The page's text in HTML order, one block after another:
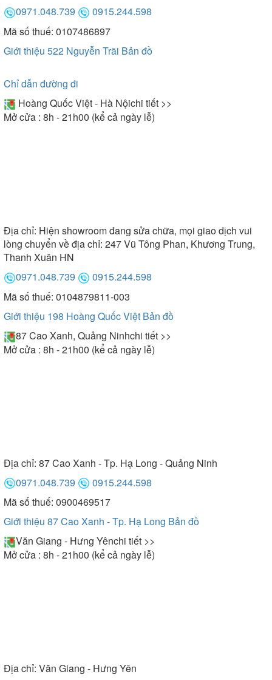
0971.048.739
0915.244.598
Mã số thuế: 0107486897
Giới thiệu 522 Nguyễn Trãi Bản đồ
Chỉ dẫn đường đi
Hoàng Quốc Việt - Hà Nộichi tiết >>
Mở cửa : 8h - 21h00 (kể cả ngày lễ)
Địa chỉ: Hiện showroom đang sửa chữa, mọi giao dịch vui
lòng chuyển về địa chỉ: 247 Vũ Tông Phan, Khương Trung,
Thanh Xuân HN
0971.048.739
0915.244.598
Mã số thuế: 0104879811-003
Giới thiệu 198 Hoàng Quốc Việt Bản đồ
87 Cao Xanh, Quảng Ninhchi tiết >>
Mở cửa : 8h - 21h00 (kể cả ngày lễ)
Địa chỉ: 87 Cao Xanh - Tp. Hạ Long - Quảng Ninh
0971.048.739
0915.244.598
Mã số thuế: 0900469517
Giới thiệu 87 Cao Xanh - Tp. Hạ Long Bản đồ
Văn Giang - Hưng Yênchi tiết >>
Mở cửa : 8h - 21h00 (kể cả ngày lễ)
Địa chỉ: Văn Giang - Hưng Yên